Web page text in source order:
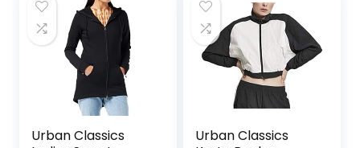
Urban Classics
Urban Classics